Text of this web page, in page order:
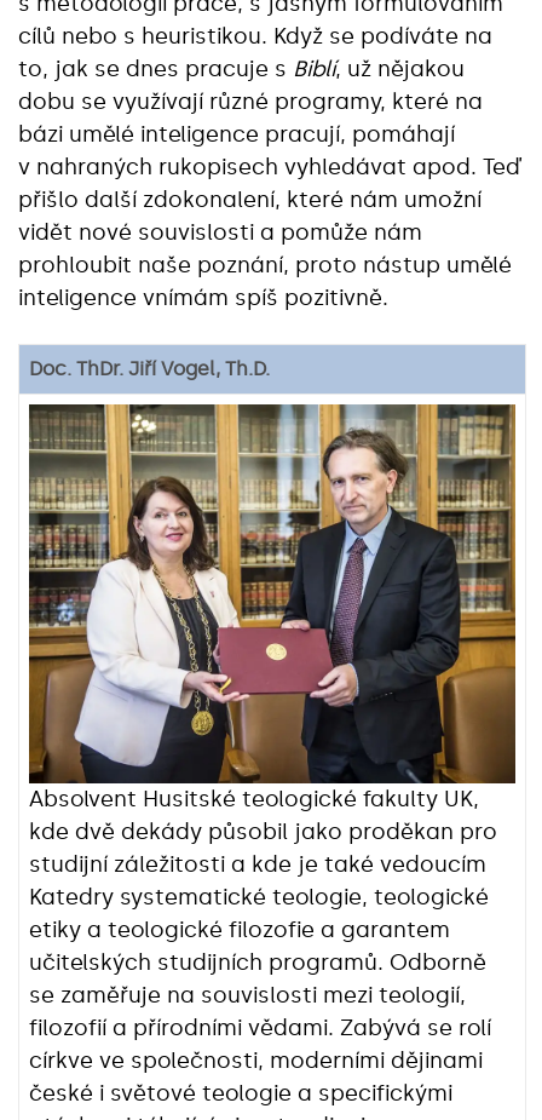
cílů nebo s heuristikou. Když se podíváte na
to, jak se dnes pracuje s Biblí, už nějakou
dobu se využívají různé programy, které na
bázi umělé inteligence pracují, pomáhají
v nahraných rukopisech vyhledávat apod. Teď
přišlo další zdokonalení, které nám umožní
vidět nové souvislosti a pomůže nám
prohloubit naše poznání, proto nástup umělé
inteligence vnímám spíš pozitivně.
Doc. ThDr. Jiří Vogel, Th.D.
Absolvent Husitské teologické fakulty UK,
kde dvě dekády působil jako proděkan pro
studijní záležitosti a kde je také vedoucím
Katedry systematické teologie, teologické
etiky a teologické filozofie a garantem
učitelských studijních programů. Odborně
se zaměřuje na souvislosti mezi teologií,
filozofií a přírodními vědami. Zabývá se rolí
církve ve společnosti, moderními dějinami
české i světové teologie a specifickými